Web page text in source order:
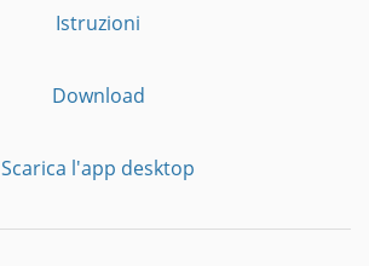
Istruzioni
Download
Scarica l'app desktop